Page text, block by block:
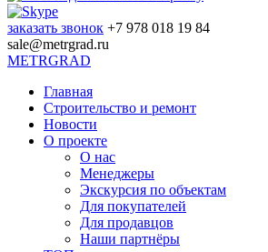
заказать звонок +7 978 018 19 84
sale@metrgrad.ru
METRGRAD
Главная
Строительство и ремонт
Новости
О проекте
О нас
Менеджеры
Экскурсия по объектам
Для покупателей
Для продавцов
Наши партнёры